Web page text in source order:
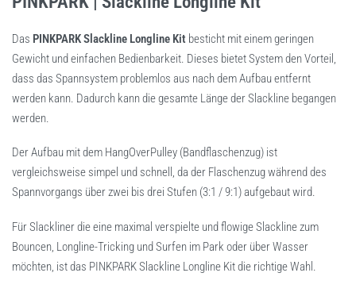
Das PINKPARK Slackline Longline Kit besticht mit einem geringen
Gewicht und einfachen Bedienbarkeit. Dieses bietet System den Vorteil,
dass das Spannsystem problemlos aus nach dem Aufbau entfernt
werden kann. Dadurch kann die gesamte Länge der Slackline begangen
werden.
Der Aufbau mit dem HangOverPulley (Bandflaschenzug) ist
vergleichsweise simpel und schnell, da der Flaschenzug während des
Spannvorgangs über zwei bis drei Stufen (3:1 / 9:1) aufgebaut wird.
Für Slackliner die eine maximal verspielte und flowige Slackline zum
Bouncen, Longline-Tricking und Surfen im Park oder über Wasser
möchten, ist das PINKPARK Slackline Longline Kit die richtige Wahl.